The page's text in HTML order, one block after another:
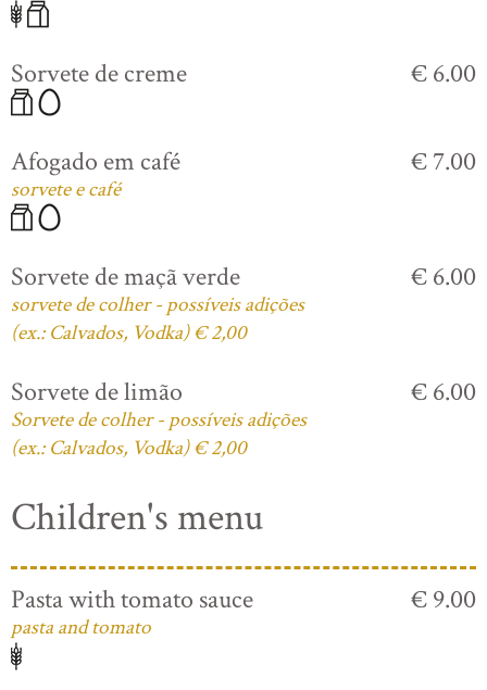
Sorvete de creme € 6.00
Afogado em café
sorvete e café
€ 7.00
Sorvete de maçã verde
sorvete de colher - possíveis adições
(ex.: Calvados, Vodka) € 2,00
€ 6.00
Sorvete de limão
Sorvete de colher - possíveis adições
(ex.: Calvados, Vodka) € 2,00
€ 6.00
Children's menu
Pasta with tomato sauce
pasta and tomato
€ 9.00